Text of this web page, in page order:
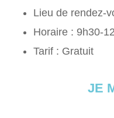
Lieu de rendez-
Horaire : 9h30-
Tarif : Gratuit
JE